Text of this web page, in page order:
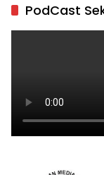
PodCast